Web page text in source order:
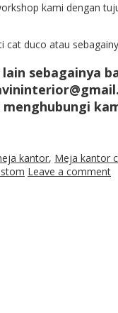
kami dengan
duco atau
sebagainya
kantor, Meja kantor
Leave a comment